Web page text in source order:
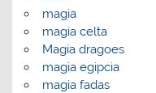
magia
magia celta
Magia dragoes
magia egipcia
magia fadas